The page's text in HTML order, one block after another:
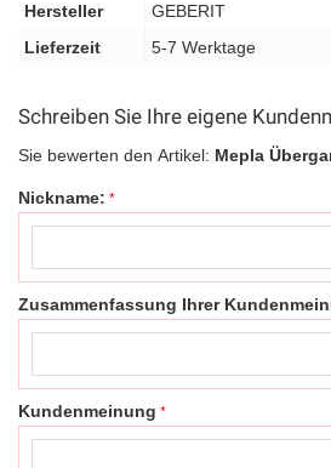
Hersteller
GEBERIT
Lieferzeit
5-7 Werktage
Schreiben Sie Ihre eigene
Sie bewerten den Artikel: Mepla
Nickname:
Zusammenfassung Ihrer
Kundenmeinung